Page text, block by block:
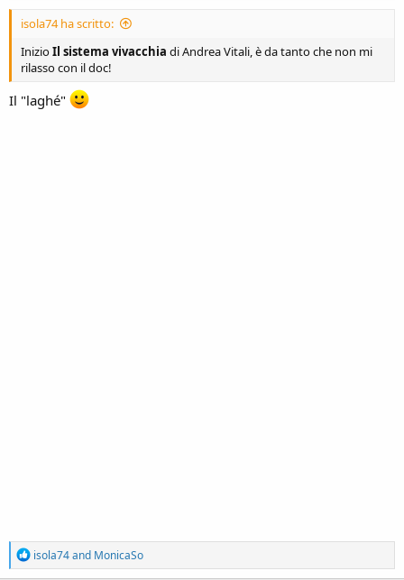
isola74 ha scritto:
InizioIl sistema vivacchia di Andrea Vitali, è da tanto che non mi
rilasso con il doc!
Il "laghé"
R
e
isola74and MonicaSo